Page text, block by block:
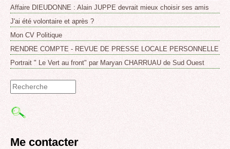
Affaire DIEUDONNE : Alain JUPPE devrait mieux choisir ses amis
J'ai été volontaire et après ?
Mon CV Politique
RENDRE COMPTE - REVUE DE PRESSE LOCALE PERSONNELLE
Portrait " Le Vert au front" par Maryan CHARRUAU de Sud Ouest
de
recherche
Me contacter